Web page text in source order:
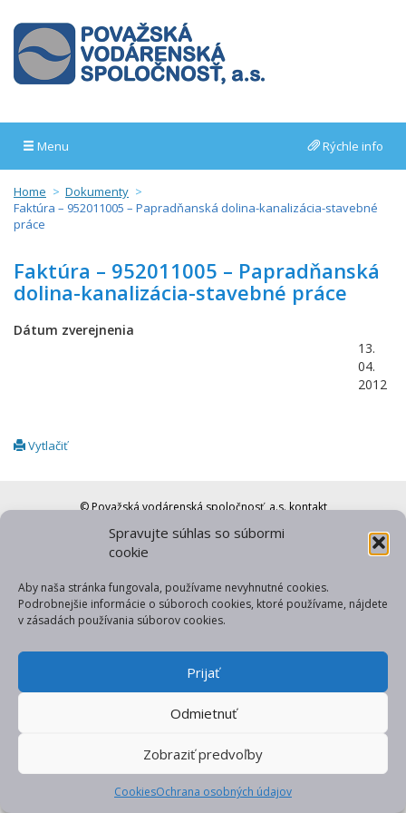
Spravujte súhlas so súbormi
cookie
Aby naša stránka fungovala, používame nevyhnutné cookies.
Podrobnejšie informácie o súboroch cookies, ktoré používame, nájdete
v zásadách používania súborov cookies.
Prijať
Odmietnuť
Zobraziť predvoľby
CookiesOchrana osobných údajov
Menu Rýchle info
Home
Dokumenty
Faktúra – 952011005 – Papradňanská dolina-kanalizácia-stavebné
práce
Faktúra – 952011005 – Papradňanská
dolina-kanalizácia-stavebné práce
Dátum zverejnenia
13.
04.
2012
Vytlačiť
© Považská vodárenská spoločnosť, a.s.kontakt
web od gfxpulse